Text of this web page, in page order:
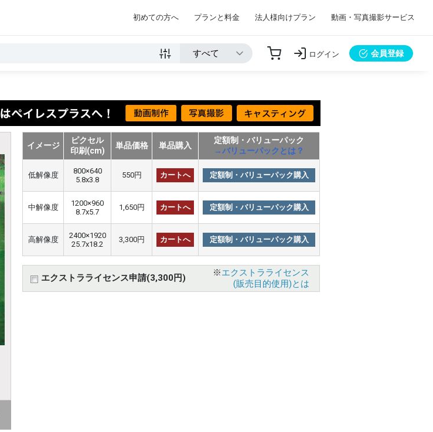
初めての方へ プランと料金 法人様向けプラン 動画・写真撮影サービス
ログイン 会員登録
イメージ
ピクセル
印刷(cm)
単品価格 単品購入
定額制・バリューパック
→バリューパックとは？
低解像度
800×640
5.8x3.8
550円 カートへ 定額制・バリューパック購入
中解像度
1200×960
8.7x5.7
1,650円 カートへ 定額制・バリューパック購入
高解像度
2400×1920
25.7x18.2
3,300円 カートへ 定額制・バリューパック購入
エクストラライセンス申請(3,300円) ※エクストラライセンス
(販売目的使用)とは